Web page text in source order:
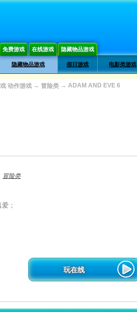
免费游戏 在线游戏 隐藏物品游戏
隐藏物品游戏 假日游戏 电影类游戏
动作游戏 → 冒险类 → ADAM AND EVE 6
冒险类
；
玩在线